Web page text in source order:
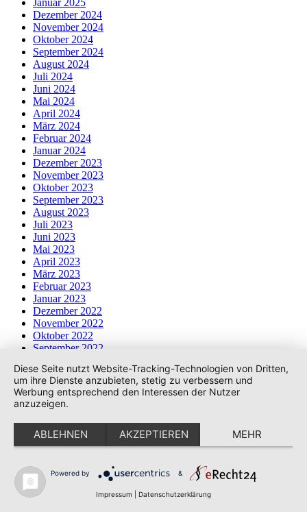
Januar 2025
Dezember 2024
November 2024
Oktober 2024
September 2024
August 2024
Juli 2024
Juni 2024
Mai 2024
April 2024
März 2024
Februar 2024
Januar 2024
Dezember 2023
November 2023
Oktober 2023
September 2023
August 2023
Juli 2023
Juni 2023
Mai 2023
April 2023
März 2023
Februar 2023
Januar 2023
Dezember 2022
November 2022
Oktober 2022
September 2022
Juni 2022
Mai 2022
April 2022
März 2022
Februar 2022
Januar 2022
Dezember 2021
Oktober 2021
September 2021
August 2021
Diese Seite nutzt Website-Tracking-Technologien von Dritten,
um ihre Dienste anzubieten, stetig zu verbessern und
Werbung entsprechend den Interessen der Nutzer
anzuzeigen.
ABLEHNEN AKZEPTIEREN MEHR
Powered by &
Impressum Datenschutzerklärung